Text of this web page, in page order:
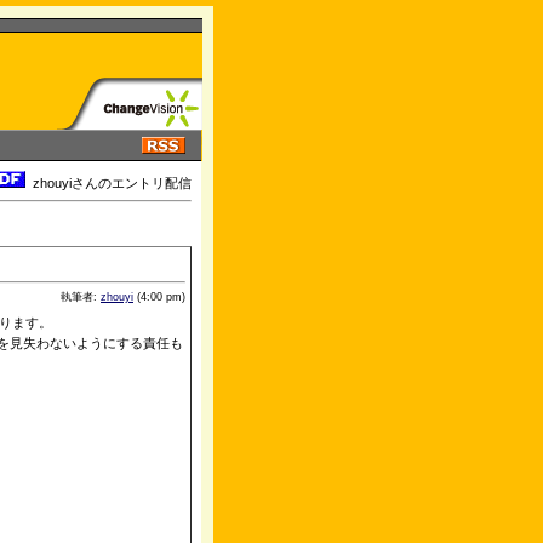
zhouyiさんのエントリ配信
執筆者: zhouyi (4:00 pm)
ます。
見失わないようにする責任も